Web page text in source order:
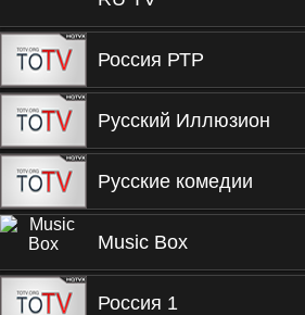
Россия РТР
Русский Иллюзион
Русские комедии
Music Box
Россия 1